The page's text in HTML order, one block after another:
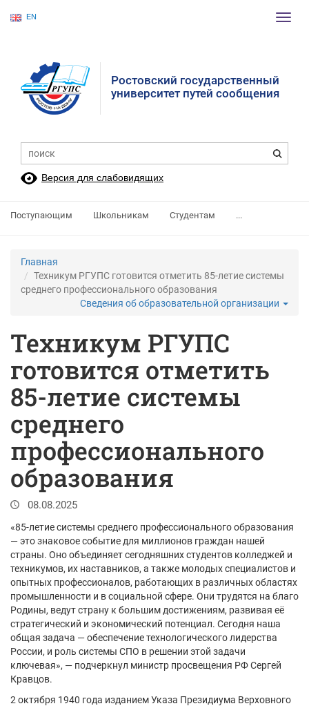
EN
Ростовский государственный
университет путей сообщения
Версия для слабовидящих
Поступающим Школьникам Студентам ...
Главная
Техникум РГУПС готовится отметить 85-летие системы
среднего профессионального образования
Сведения об образовательной организации
Техникум РГУПС
готовится отметить
85-летие системы
среднего
профессионального
образования
08.08.2025
«85-летие системы среднего профессионального образования
— это знаковое событие для миллионов граждан нашей
страны. Оно объединяет сегодняшних студентов колледжей и
техникумов, их наставников, а также молодых специалистов и
опытных профессионалов, работающих в различных областях
промышленности и в социальной сфере. Они трудятся на благо
Родины, ведут страну к большим достижениям, развивая её
стратегический и экономический потенциал. Сегодня наша
общая задача — обеспечение технологического лидерства
России, и роль системы СПО в решении этой задачи
ключевая», — подчеркнул министр просвещения РФ Сергей
Кравцов.
2 октября 1940 года изданием Указа Президиума Верховного